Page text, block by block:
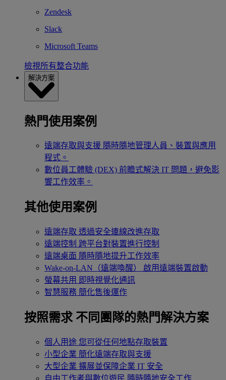
Zendesk
Slack
Microsoft Teams
檢視所有整合功能
解決方案
熱門使用案例
遠端存取與支援 隨時隨地管理人員、裝置與應用
程式。
數位員工體驗 (DEX) 前瞻式解決 IT 問題，避免影
響工作效率。
其他使用案例
遠端存取 透過安全連線改進存取
遠端控制 跨平台對裝置進行控制
遠端桌面 隨時隨地提升工作效率
Wake-on-LAN（遠端喚醒）
啟用遠端裝置啟動
螢幕共用 即時視覺化通訊
智慧服務 簡化售後運作
按照需求 不同團隊的熱門解決方案
個人用途 您可從任何地點存取裝置
小型企業 簡化遠端存取與支援
大型企業 擴展並保障企業 IT 安全
自由工作者與數位遊民 隨時隨地安全工作